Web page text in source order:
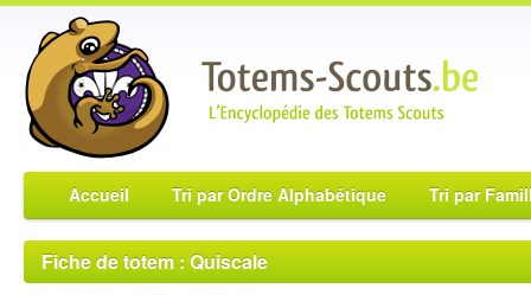
Accueil Tri par Ordre Alphabétique Tri par
Fiche de totem : Quiscale